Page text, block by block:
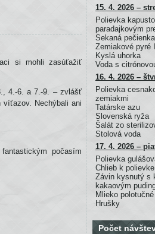
si mohli zasúťažiť
4.-6. a 7.-9. – zvlášť
Nechýbali ani
počasím
15. 4. 2026 –
Polievka
paradajkovým
Sekaná pečienka
Zemiakové pyré
Kyslá uhorka
Voda s
16. 4. 2026 –
Polievka
zemiakmi
Tatárske azu
Slovenská ryža
Šalát zo
Stolová voda
17. 4. 2026 –
Polievka
Chlieb k polievke
Závin kysnutý s
kakaovým
Mlieko polotučné
Hrušky
Počet